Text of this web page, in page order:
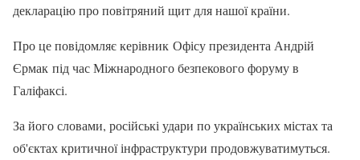
декларацію про повітряний щит для нашої країни.
Про це повідомляє керівник Офісу президента Андрій
Єрмак під час Міжнародного безпекового форуму в
Галіфаксі.
За його словами, російські удари по українських містах та
об'єктах критичної інфраструктури продовжуватимуться.